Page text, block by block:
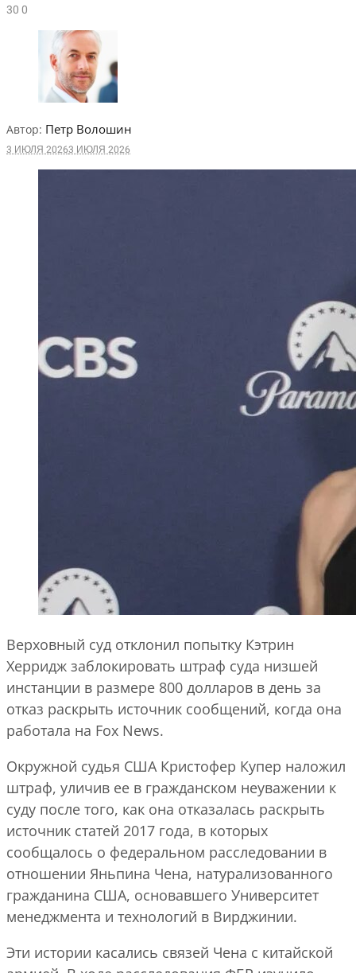
300
Автор: Петр Волошин
3 ИЮЛЯ 20263 ИЮЛЯ 2026
Верховный суд отклонил попытку Кэтрин
Херридж заблокировать штраф суда низшей
инстанции в размере 800 долларов в день за
отказ раскрыть источник сообщений, когда она
работала на Fox News.
Окружной судья США Кристофер Купер наложил
штраф, уличив ее в гражданском неуважении к
суду после того, как она отказалась раскрыть
источник статей 2017 года, в которых
сообщалось о федеральном расследовании в
отношении Яньпина Чена, натурализованного
гражданина США, основавшего Университет
менеджмента и технологий в Вирджинии.
Эти истории касались связей Чена с китайской